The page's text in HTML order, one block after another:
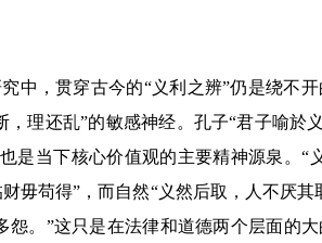
中，贯穿古今的“义利之辨”仍是绕不
，理还乱”的敏感神经。孔子“君子喻於
是当下核心价值观的主要精神源泉。“
财毋苟得” ，而自然“义然后取，人不厌其
怨。 ”这只是在法律和道德两个层面的